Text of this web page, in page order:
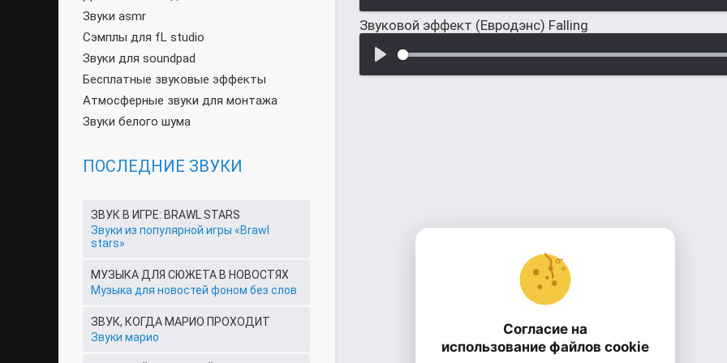
Звуковой эффект (Евродэнс) Falling
Звуки asmr
Сэмплы для fL studio
Звуки для soundpad
Бесплатные звуковые эффекты
Атмосферные звуки для монтажа
Звуки белого шума
ПОСЛЕДНИЕ ЗВУКИ
ЗВУК В ИГРЕ: BRAWL STARS
Звуки из популярной игры «Brawl
stars»
МУЗЫКА ДЛЯ СЮЖЕТА В НОВОСТЯХ
Музыка для новостей фоном без слов
ЗВУК, КОГДА МАРИО ПРОХОДИТ
Звуки марио
Согласие на
использование файлов cookie